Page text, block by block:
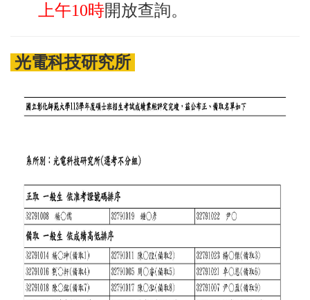
上午10時開放查詢。
光電科技研究所